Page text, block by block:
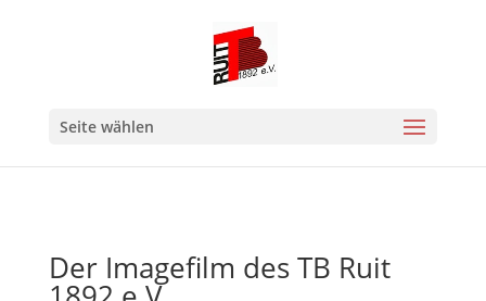
Seite wählen
Der Imagefilm des TB Ruit